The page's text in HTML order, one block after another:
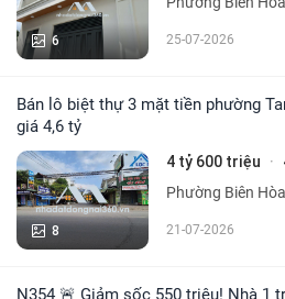
6 25-07-2026
Bán lô biệt thự 3 mặt tiền phường Tam Phước Biên Hòa 450m2
giá 4,6 tỷ
8
4 tỷ 600 triệu ·
Phường Biên
21-07-2026
N354 🚨 Giảm sốc 550 triệu! Nhà 1 trệt 1 lầu gần Nguyễn Văn